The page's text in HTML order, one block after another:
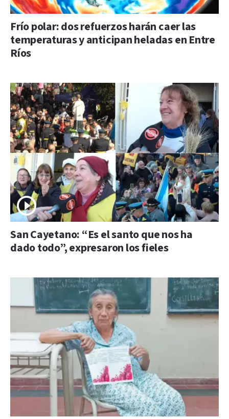
Frío polar: dos refuerzos harán caer las
temperaturas y anticipan heladas en Entre
Ríos
San Cayetano: “Es el santo que nos ha
dado todo”, expresaron los fieles